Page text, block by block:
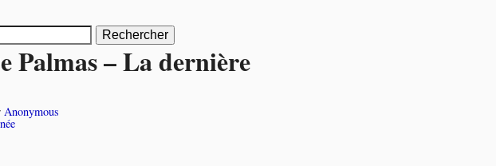
Palmas – La dernière
Anonymous